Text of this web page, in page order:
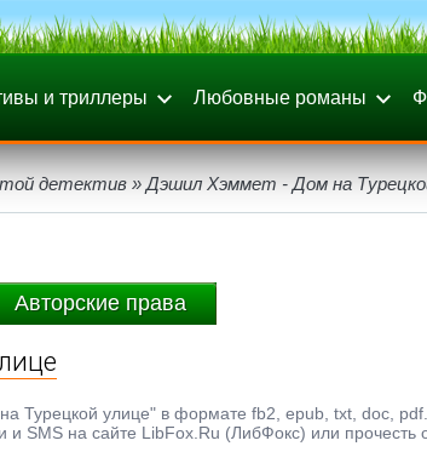
и триллеры Любовные романы
детектив » Дэшил Хэммет - Дом на
Авторские права
Турецкой улице" в формате fb2, epub, txt, doc,
и SMS на сайте LibFox.Ru (ЛибФокс) или прочесть